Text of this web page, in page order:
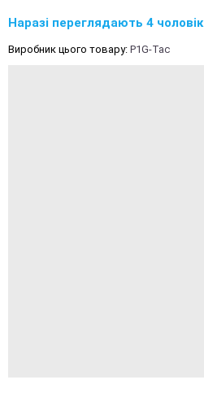
Наразі переглядають 4 чоловік
Виробник цього товару: P1G-Tac